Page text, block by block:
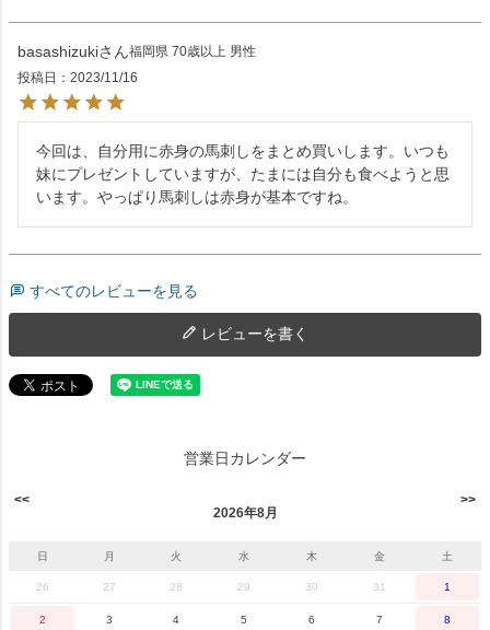
basashizuki 福岡県 70歳以上 男性
投稿日
2023/11/16
今回は、自分用に赤身の馬刺しをまとめ買いします。いつも
妹にプレゼントしていますが、たまには自分も食べようと思
います。やっぱり馬刺しは赤身が基本ですね。
すべてのレビューを見る
レビューを書く
営業日カレンダー
2026年8月
日 月 火 水 木 金 土
26 27 28 29 30 31 1
2 3 4 5 6 7 8